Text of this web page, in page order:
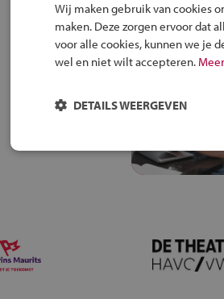
Wij maken gebruik van cookies
maken. Deze zorgen ervoor dat
voor alle cookies, kunnen we je
wel en niet wilt accepteren.
DETAILS WEERGEVEN